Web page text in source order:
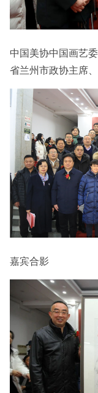
中国美协中国画艺
省兰州市政协主席
嘉宾合影